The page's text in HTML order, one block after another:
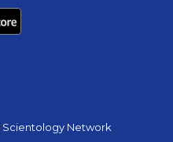
Scientology Network